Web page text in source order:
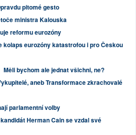
pitomé gesto
ministra Kalouska
reformu eurozóny
kolaps eurozóny katastrofou i pro Českou
Měli bychom ale jednat všichni, ne?
aneb Transformace zkrachovalé
parlamentní volby
Herman Cain se vzdal své